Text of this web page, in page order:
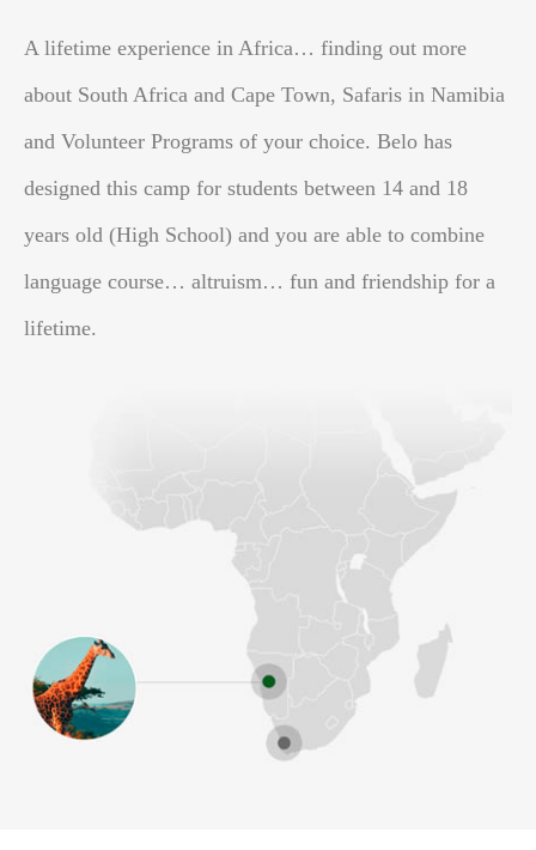
A lifetime experience in Africa… finding out more
about South Africa and Cape Town, Safaris in Namibia
and Volunteer Programs of your choice. Belo has
designed this camp for students between 14 and 18
years old (High School) and you are able to combine
language course… altruism… fun and friendship for a
lifetime.